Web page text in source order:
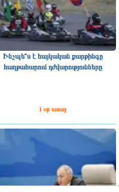
Ինչպե՞ս է հայկական քարթինգը
հաղթահարում դժվարությունները
1 օր առաջ